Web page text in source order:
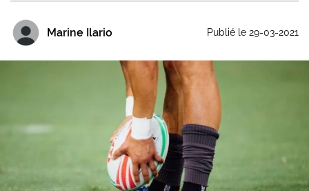
Marine Ilario Publié le 29-03-2021